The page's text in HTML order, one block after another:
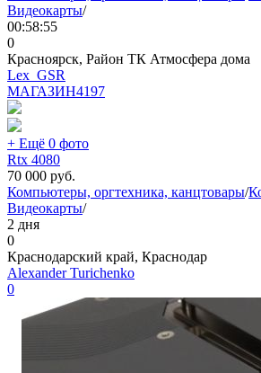
Видеокарты/
00:58:55
0
Красноярск, Район ТК Атмосфера дома
Lex_GSR
МАГАЗИН4197
+ Ещё 0 фото
Rtx 4080
70 000 руб.
Компьютеры, оргтехника, канцтовары/
Видеокарты/
2 дня
0
Краснодарский край, Краснодар
Alexander Turichenko
0